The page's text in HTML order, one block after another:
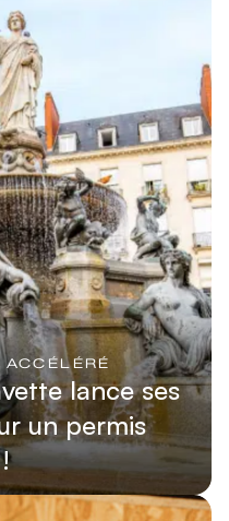
lance ses
un permis